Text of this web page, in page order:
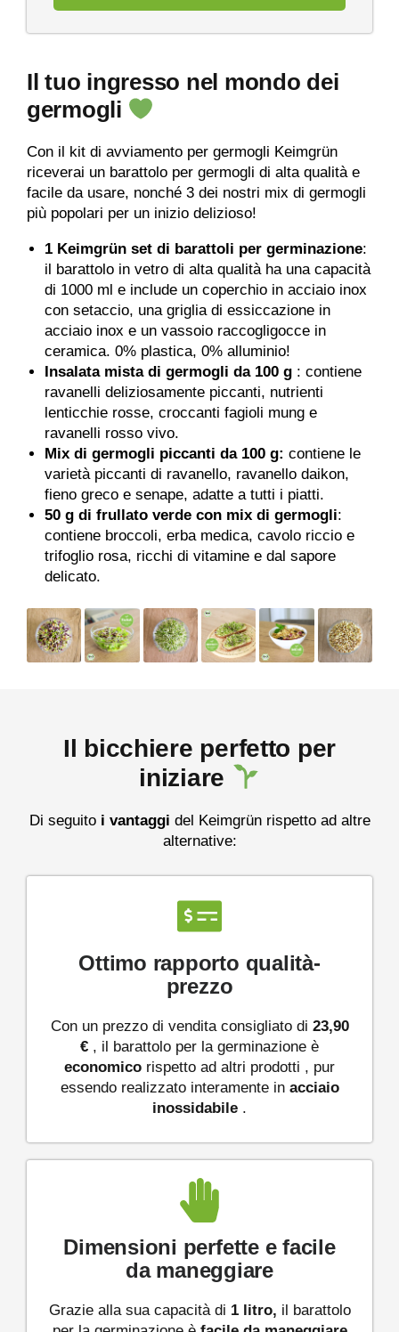
Il tuo ingresso nel mondo dei
germogli
Con il kit di avviamento per germogli Keimgrün
riceverai un barattolo per germogli di alta qualità e
facile da usare, nonché 3 dei nostri mix di germogli
più popolari per un inizio delizioso!
1 Keimgrün set di barattoli per germinazione:
il barattolo in vetro di alta qualità ha una capacità
di 1000 ml e include un coperchio in acciaio inox
con setaccio, una griglia di essiccazione in
acciaio inox e un vassoio raccogligocce in
ceramica. 0% plastica, 0% alluminio!
Insalata mista di germogli da 100 g : contiene
ravanelli deliziosamente piccanti, nutrienti
lenticchie rosse, croccanti fagioli mung e
ravanelli rosso vivo.
Mix di germogli piccanti da 100 g: contiene le
varietà piccanti di ravanello, ravanello daikon,
fieno greco e senape, adatte a tutti i piatti.
50 g di frullato verde con mix di germogli:
contiene broccoli, erba medica, cavolo riccio e
trifoglio rosa, ricchi di vitamine e dal sapore
delicato.
Il bicchiere perfetto per
iniziare
Di seguito i vantaggi del Keimgrün rispetto ad altre
alternative:
Ottimo rapporto qualità-
prezzo
Con un prezzo di vendita consigliato di 23,90
€ , il barattolo per la germinazione è
economico rispetto ad altri prodotti , pur
essendo realizzato interamente in acciaio
inossidabile .
Dimensioni perfette e facile
da maneggiare
Grazie alla sua capacità di 1 litro, il barattolo